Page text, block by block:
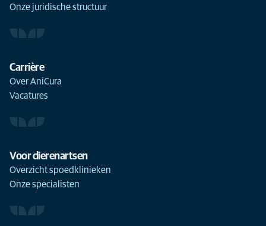
Onze juridische structuur
Carrière
Over AniCura
Vacatures
Voor dierenartsen
Overzicht spoedklinieken
Onze specialisten